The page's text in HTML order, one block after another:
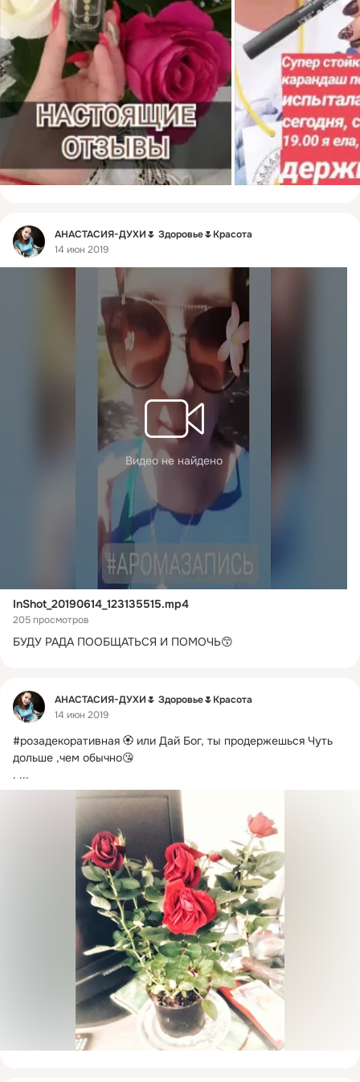
Фид
АНАСТАСИЯ-ДУХИ🌷 Здоровье🌷Красота
14 июн 2019
Видео не найдено
InShot_20190614_123135515.mp4
205 просмотров
БУДУ РАДА ПООБЩАТЬСЯ И ПОМОЧЬ😙
Фид
АНАСТАСИЯ-ДУХИ🌷 Здоровье🌷Красота
14 июн 2019
#розадекоративная 🏵 или Дай Бог, ты продержешься Чуть
дольше ,чем обычно😘
. ...